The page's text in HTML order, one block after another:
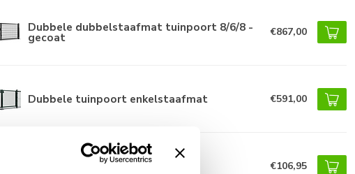
Dubbele dubbelstaafmat tuinpoort 8/6/8 -
gecoat €867,00
Dubbele tuinpoort enkelstaafmat €591,00
Vlechtband Dubbelstaafmat €106,95